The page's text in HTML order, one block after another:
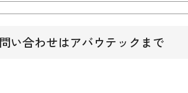
い合わせはアバウテックまで